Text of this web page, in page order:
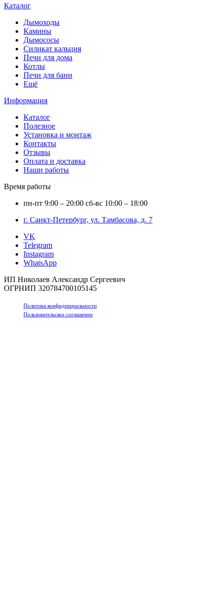
Каталог
Дымоходы
Камины
Дымососы
Силикат кальция
Печи для дома
Котлы
Печи для бани
Ещё
Информация
Каталог
Полезное
Установка и монтаж
Контакты
Отзывы
Оплата и доставка
Наши работы
Время работы
пн-пт 9:00 – 20:00 сб-вс 10:00 – 18:00
г. Санкт-Петербург, ул. Тамбасова, д. 7
VK
Telegram
Instagram
WhatsApp
ИП Николаев Александр Сергеевич
ОГРНИП 320784700105145
Политика конфиденциальности
Пользовательское соглашение